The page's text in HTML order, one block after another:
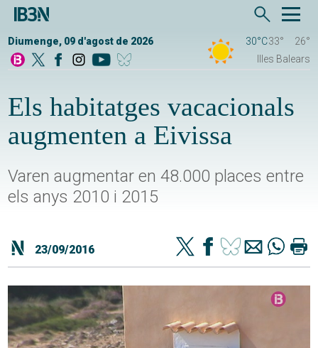
Diumenge, 09 d'agost de 2026 30°C33°
26°
Illes Balears
Els habitatges vacacionals
augmenten a Eivissa
Varen augmentar en 48.000 places entre
els anys 2010 i 2015
23/09/2016